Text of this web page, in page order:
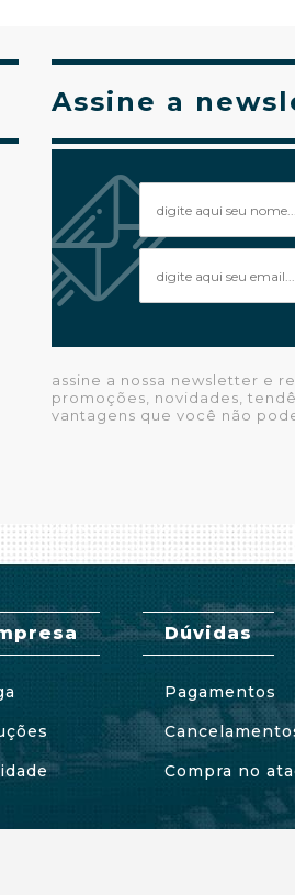
Assine a
assine a nossa newsletter e
promoções, novidades,
vantagens que você não
Dúvidas
Pagamentos
Compra no